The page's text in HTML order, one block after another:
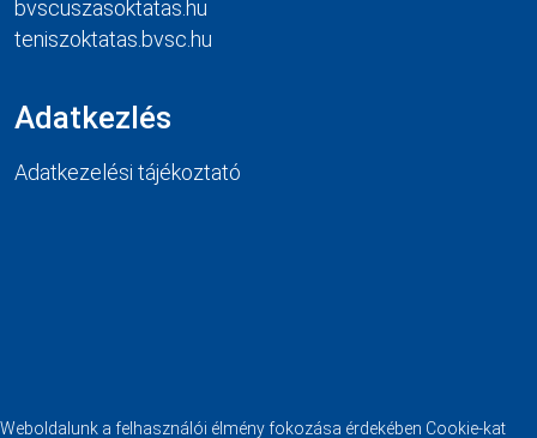
bvscuszasoktatas.hu
teniszoktatas.bvsc.hu
Adatkezlés
Adatkezelési tájékoztató
Weboldalunk a felhasználói élmény fokozása érdekében Cookie-kat